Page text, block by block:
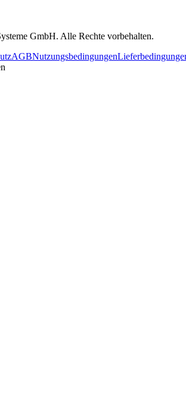
GmbH. Alle Rechte vorbehalten.
AGBNutzungsbedingungen